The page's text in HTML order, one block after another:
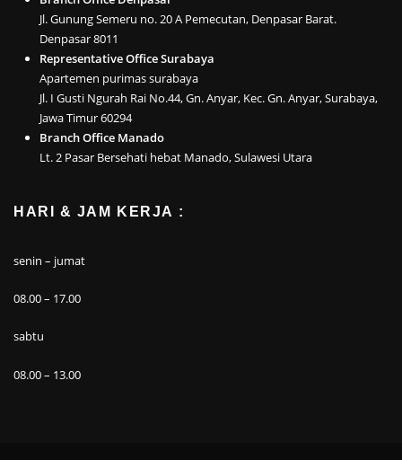
Jl. Gunung Semeru no. 20 A Pemecutan, Denpasar Barat.
Denpasar 8011
Representative Office Surabaya
Apartemen purimas surabaya
Jl. I Gusti Ngurah Rai No.44, Gn. Anyar, Kec. Gn. Anyar, Surabaya,
Jawa Timur 60294
Branch Office Manado
Lt. 2 Pasar Bersehati hebat Manado, Sulawesi Utara
HARI & JAM KERJA :
senin – jumat
08.00 – 17.00
sabtu
08.00 – 13.00